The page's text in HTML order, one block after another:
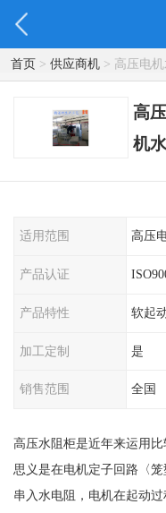
首页> 供应商机> 高压电机
高
机
适用范围 高压
产品认证
产品特性 软起
加工定制 是
销售范围 全国
高压水阻柜是近年来运用
思义是在电机定子回路〈
串入水电阻，电机在起动